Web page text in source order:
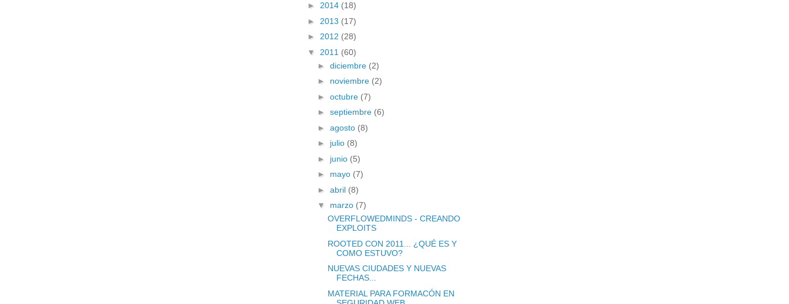
► 2014 (18)
► 2013 (17)
► 2012 (28)
▼ 2011 (60)
► diciembre (2)
► noviembre (2)
► octubre (7)
► septiembre (6)
► agosto (8)
► julio (8)
► junio (5)
► mayo (7)
► abril (8)
▼ marzo (7)
OVERFLOWEDMINDS - CREANDO
EXPLOITS
ROOTED CON 2011... ¿QUÉ ES Y
COMO ESTUVO?
NUEVAS CIUDADES Y NUEVAS
FECHAS...
MATERIAL PARA FORMACÓN EN